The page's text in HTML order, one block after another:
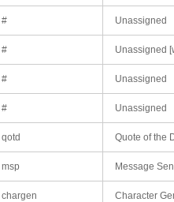
# Unassigned
# Unassigned
# Unassigned
# Unassigned
qotd Quote of the
msp Message
chargen Character